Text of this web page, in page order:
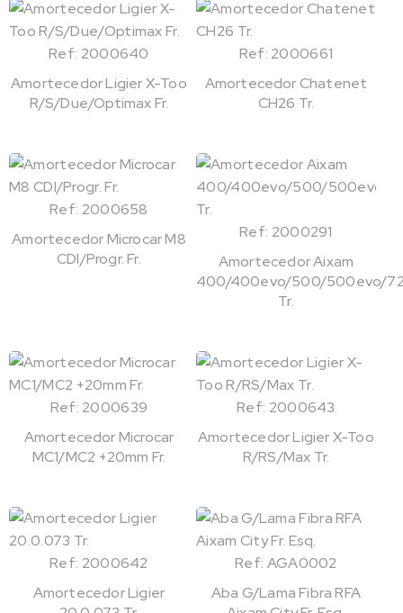
Ref: 2000640
Amortecedor Ligier X-Too
R/S/Due/Optimax Fr.
Ref: 2000661
Amortecedor Chatenet
CH26 Tr.
Ref: 2000658
Amortecedor Microcar M8
CDI/Progr. Fr.
Ref: 2000291
Amortecedor Aixam
400/400evo/500/500evo/
Tr.
Ref: 2000639
Amortecedor Microcar
MC1/MC2 +20mm Fr.
Ref: 2000643
Amortecedor Ligier X-Too
R/RS/Max Tr.
Ref: 2000642
Amortecedor Ligier
Ref: AGA0002
Aba G/Lama Fibra RFA